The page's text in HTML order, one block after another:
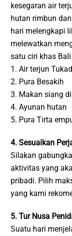
kesegaran air
hutan rimbun
hari melengkapi
melewatkan
satu ciri khas
1. Air terjun
2. Pura Besakih
3. Makan siang
4. Ayunan hutan
5. Pura Tirta
4. Sesuaikan
Silakan
aktivitas yang
pribadi. Pilih
yang kami
5. Tur Nusa
Suatu hari